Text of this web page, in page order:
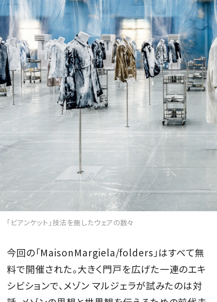
「ビアンケット」技法を施したウェアの数々
今回の「MaisonMargiela/folders」はすべて無
料で開催された。大きく門戸を広げた一連のエキ
シビションで、メゾン マルジェラが試みたのは対